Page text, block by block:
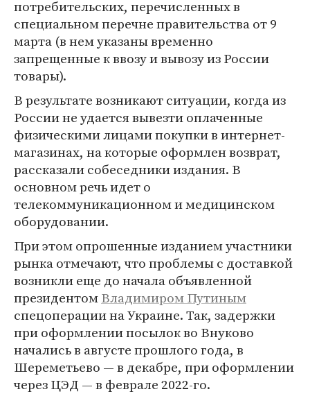
потребительских, перечисленных в
специальном перечне правительства от 9
марта (в нем указаны временно
запрещенные к ввозу и вывозу из России
товары).
В результате возникают ситуации, когда из
России не удается вывезти оплаченные
физическими лицами покупки в интернет-
магазинах, на которые оформлен возврат,
рассказали собеседники издания. В
основном речь идет о
телекоммуникационном и медицинском
оборудовании.
При этом опрошенные изданием участники
рынка отмечают, что проблемы с доставкой
возникли еще до начала объявленной
президентомВладимиром Путиным
спецоперации на Украине. Так, задержки
при оформлении посылок во Внуково
начались в августе прошлого года, в
Шереметьево — в декабре, при оформлении
через ЦЭД — в феврале 2022-го.